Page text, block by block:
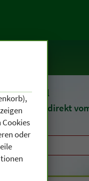
Kosmetik direkt
oder